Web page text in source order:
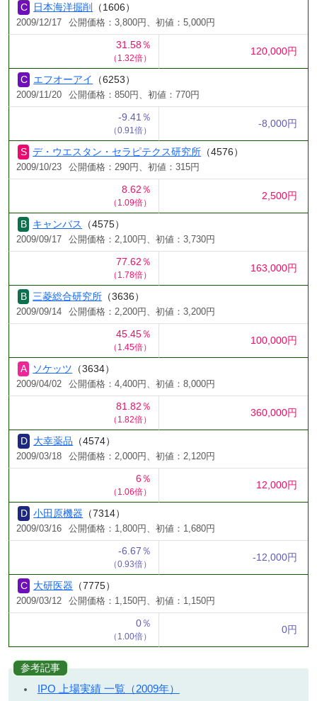
日本海洋掘削 （1606）
2009/12/17 公開価格：3,800円、初値：5,000円
31.58％
（1.32倍）
120,000円
エフオーアイ （6253）
2009/11/20 公開価格：850円、初値：770円
-9.41％
（0.91倍）
-8,000円
デ・ウエスタン・セラピテクス研究所 （4576）
2009/10/23 公開価格：290円、初値：315円
8.62％
（1.09倍）
2,500円
キャンバス （4575）
2009/09/17 公開価格：2,100円、初値：3,730円
77.62％
（1.78倍）
163,000円
三菱総合研究所 （3636）
2009/09/14 公開価格：2,200円、初値：3,200円
45.45％
（1.45倍）
100,000円
ソケッツ （3634）
2009/04/02 公開価格：4,400円、初値：8,000円
81.82％
（1.82倍）
360,000円
大幸薬品 （4574）
2009/03/18 公開価格：2,000円、初値：2,120円
6％
（1.06倍）
12,000円
小田原機器 （7314）
2009/03/16 公開価格：1,800円、初値：1,680円
-6.67％
（0.93倍）
-12,000円
大研医器 （7775）
2009/03/12 公開価格：1,150円、初値：1,150円
0％
（1.00倍）
0円
参考記事
IPO 上場実績 一覧（2009年）